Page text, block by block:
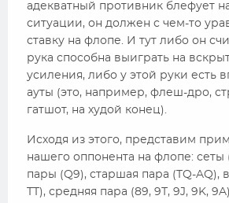
адекватный противник блефует
ситуации, он должен с чем-то
ставку на флопе. И тут либо он
рука способна выиграть на
усиления, либо у этой руки есть
ауты (это, например, флеш-дро,
гатшот, на худой конец).
Исходя из этого, представим
нашего оппонента на флопе: сеты
пары (Q9), старшая пара (TQ-AQ),
TT), средняя пара (89, 9Т, 9J, 9K,